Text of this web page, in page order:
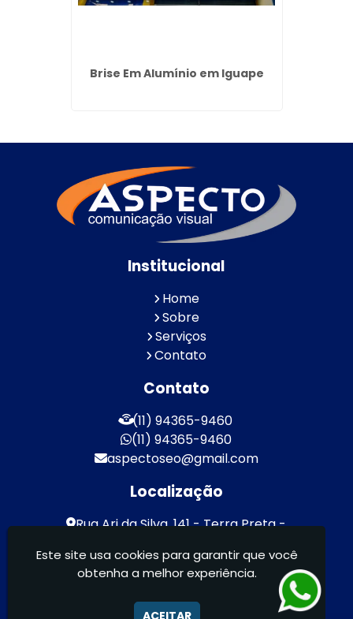
Brise Em Alumínio em Iguape
Institucional
Home
Sobre
Serviços
Contato
Contato
(11) 94365-9460
(11) 94365-9460
aspectoseo@gmail.com
Localização
Rua Ari da Silva, 141 - Terra Preta -
Aspecto Comunicação Visual Ltda -
Este site usa cookies para garantir que você
obtenha a melhor experiência.
ACEITAR